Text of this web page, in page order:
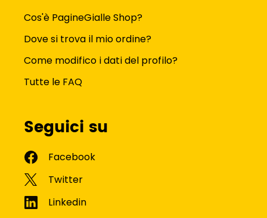
Cos'è PagineGialle Shop?
Dove si trova il mio ordine?
Come modifico i dati del profilo?
Tutte le FAQ
Seguici su